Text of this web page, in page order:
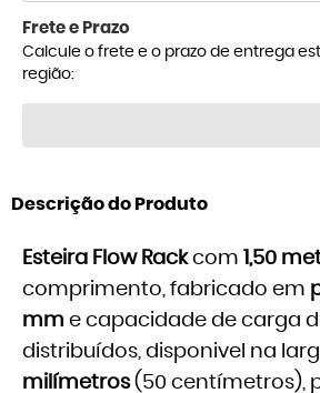
Frete e Prazo
Calcule o frete e o prazo de entrega
região:
Descrição do Produto
Esteira Flow Rackcom 1,50
comprimento, fabricado em
mm e capacidade de carga
distribuídos, disponivel na
milímetros(50 centímetros),